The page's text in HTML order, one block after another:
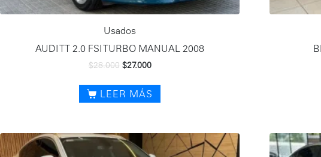
Usados
AUDI TT 2.0 FSI TURBO MANUAL 2008
$28.000 $27.000
LEER MÁS